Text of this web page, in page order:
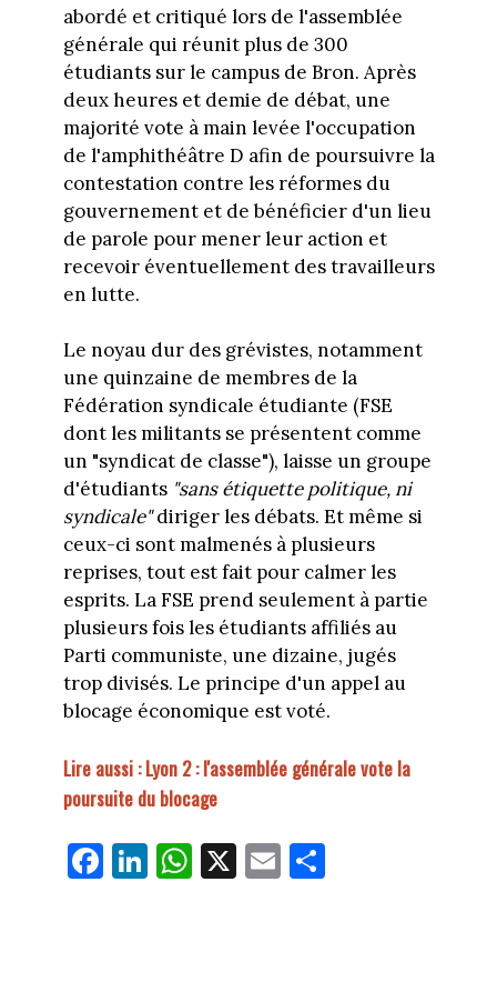
abordé et critiqué lors de l'assemblée
générale qui réunit plus de 300
étudiants sur le campus de Bron. Après
deux heures et demie de débat, une
majorité vote à main levée l'occupation
de l'amphithéâtre D afin de poursuivre la
contestation contre les réformes du
gouvernement et de bénéficier d'un lieu
de parole pour mener leur action et
recevoir éventuellement des travailleurs
en lutte.
Le noyau dur des grévistes, notamment
une quinzaine de membres de la
Fédération syndicale étudiante (FSE
dont les militants se présentent comme
un "syndicat de classe"), laisse un groupe
d'étudiants "sans étiquette politique, ni
syndicale"diriger les débats. Et même si
ceux-ci sont malmenés à plusieurs
reprises, tout est fait pour calmer les
esprits. La FSE prend seulement à partie
plusieurs fois les étudiants affiliés au
Parti communiste, une dizaine, jugés
trop divisés. Le principe d'un appel au
blocage économique est voté.
Lire aussi : Lyon 2 : l'assemblée générale vote la
poursuite du blocage
Fa
ce
Li
nk
W
ha
X E
m
Pa